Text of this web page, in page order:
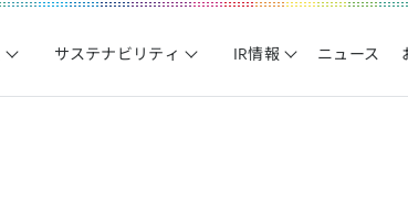
サステナビリティ IR情報 ニュース